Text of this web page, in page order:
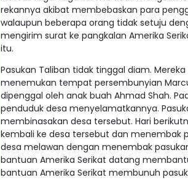
rekannya akibat membebaskan para
walaupun beberapa orang tidak setuju
mengirim surat ke pangkalan Amerika
itu.
Pasukan Taliban tidak tinggal diam.
menemukan tempat persembunyian
dipenggal oleh anak buah Ahmad Shah.
penduduk desa menyelamatkannya.
membinasakan desa tersebut. Hari
kembali ke desa tersebut dan menembak
desa melawan dengan menembak
bantuan Amerika Serikat datang
bantuan Amerika Serikat membunuh